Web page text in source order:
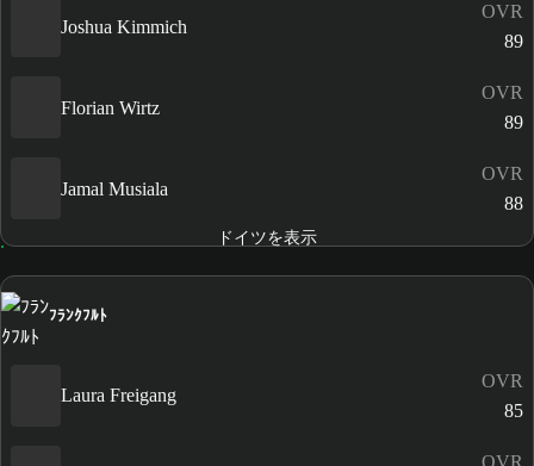
Joshua Kimmich
OVR
89
Florian Wirtz
OVR
89
Jamal Musiala
OVR
88
ドイツを表示
ﾌﾗﾝｸﾌﾙﾄ
Laura Freigang
OVR
85
OVR